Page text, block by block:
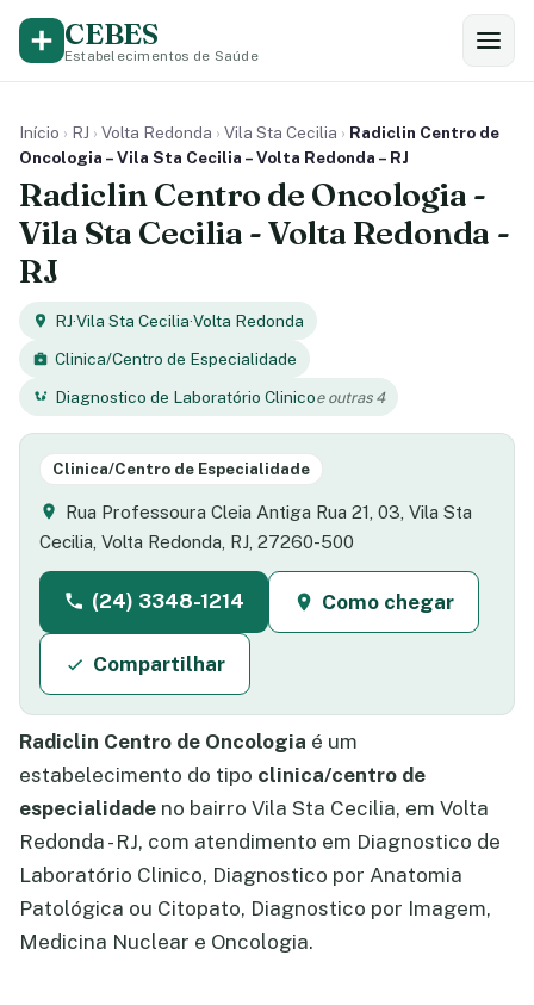
CEBES
Estabelecimentos de Saúde
Início › RJ › Volta Redonda › Vila Sta Cecilia › Radiclin Centro de
Oncologia – Vila Sta Cecilia – Volta Redonda – RJ
Radiclin Centro de Oncologia -
Vila Sta Cecilia - Volta Redonda -
RJ
RJ·Vila Sta Cecilia·Volta Redonda
Clinica/Centro de Especialidade
Diagnostico de Laboratório Clinicoe outras 4
Clinica/Centro de Especialidade
Rua Professoura Cleia Antiga Rua 21, 03, Vila Sta
Cecilia, Volta Redonda, RJ, 27260-500
(24) 3348-1214 Como chegar
Compartilhar
Radiclin Centro de Oncologia é um
estabelecimento do tipo clinica/centro de
especialidade no bairro Vila Sta Cecilia, em Volta
Redonda - RJ, com atendimento em Diagnostico de
Laboratório Clinico, Diagnostico por Anatomia
Patológica ou Citopato, Diagnostico por Imagem,
Medicina Nuclear e Oncologia.